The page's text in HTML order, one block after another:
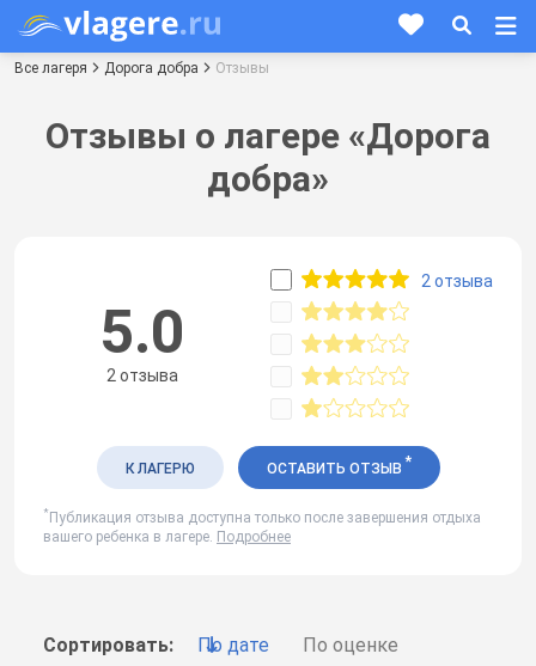
Все лагеря Дорога добра Отзывы
Отзывы о лагере «Дорога
добра»
Сортировать: По дате По оценке
5.0
2 отзыва
2 отзыва
К ЛАГЕРЮ ОСТАВИТЬ ОТЗЫВ *
* Публикация отзыва доступна только после завершения отдыха
вашего ребенка в лагере. Подробнее